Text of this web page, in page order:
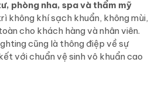
phòng nha, spa và thẩm mỹ
không khí sạch khuẩn, không mùi,
cho khách hàng và nhân viên.
cũng là thông điệp về sự
với chuẩn vệ sinh vô khuẩn cao